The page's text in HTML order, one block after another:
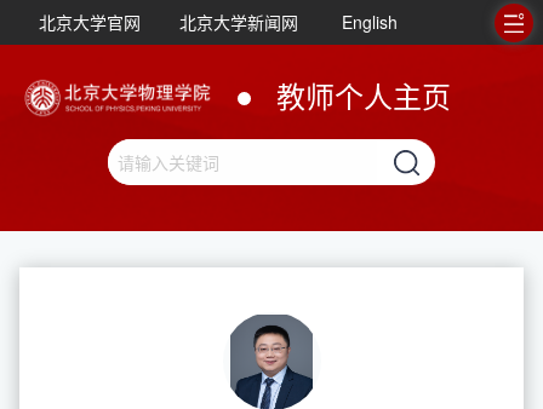
北京大学官网 北京大学新闻网 English
教师个人主页